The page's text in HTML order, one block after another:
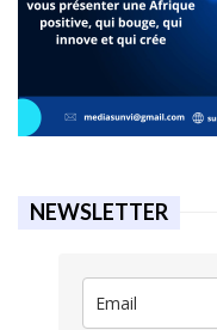
NEWSLETTER